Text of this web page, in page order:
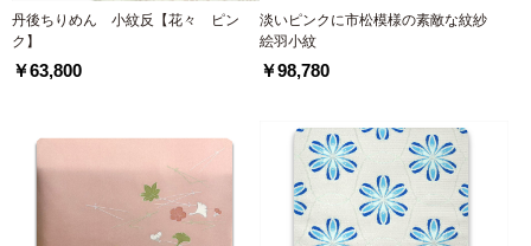
丹後ちりめん 小紋反【花々 ピン
ク】
￥63,800
淡いピンクに市松模様の素敵な紋紗
絵羽小紋
￥98,780